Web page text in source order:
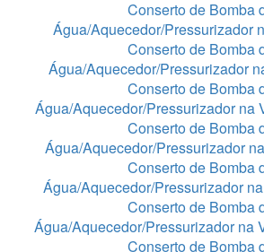
Conserto de Bomba
Água/Aquecedor/Pressurizador
Conserto de Bomba
Água/Aquecedor/Pressurizador
Conserto de Bomba
Água/Aquecedor/Pressurizador na
Conserto de Bomba
Água/Aquecedor/Pressurizador
Conserto de Bomba
Água/Aquecedor/Pressurizador
Conserto de Bomba
Água/Aquecedor/Pressurizador na
Conserto de Bomba